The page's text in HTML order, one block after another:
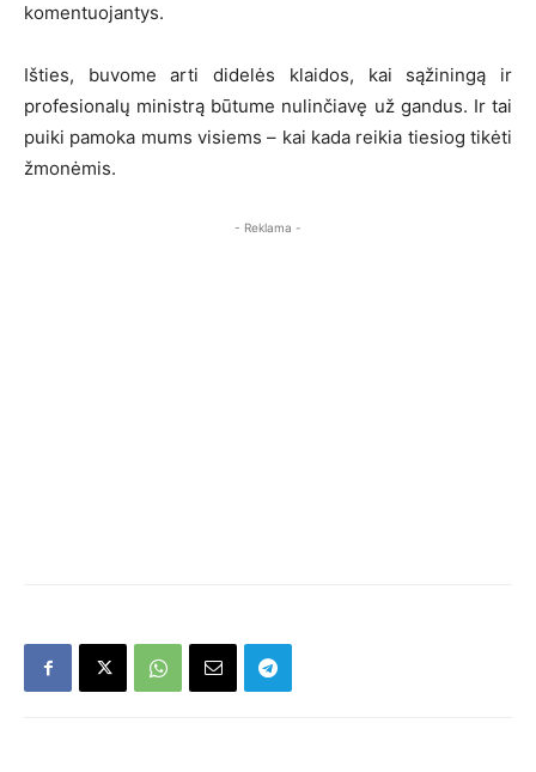
komentuojantys.
Išties, buvome arti didelės klaidos, kai sąžiningą ir
profesionalų ministrą būtume nulinčiavę už gandus. Ir tai
puiki pamoka mums visiems – kai kada reikia tiesiog tikėti
žmonėmis.
- Reklama -